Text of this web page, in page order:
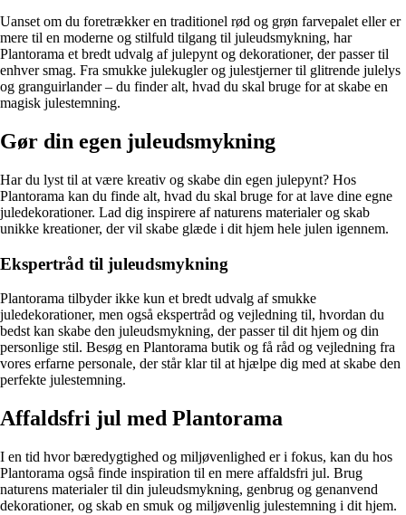
Uanset om du foretrækker en traditionel rød og grøn farvepalet eller er
mere til en moderne og stilfuld tilgang til juleudsmykning, har
Plantorama et bredt udvalg af julepynt og dekorationer, der passer til
enhver smag. Fra smukke julekugler og julestjerner til glitrende julelys
og granguirlander – du finder alt, hvad du skal bruge for at skabe en
magisk julestemning.
Gør din egen juleudsmykning
Har du lyst til at være kreativ og skabe din egen julepynt? Hos
Plantorama kan du finde alt, hvad du skal bruge for at lave dine egne
juledekorationer. Lad dig inspirere af naturens materialer og skab
unikke kreationer, der vil skabe glæde i dit hjem hele julen igennem.
Ekspertråd til juleudsmykning
Plantorama tilbyder ikke kun et bredt udvalg af smukke
juledekorationer, men også ekspertråd og vejledning til, hvordan du
bedst kan skabe den juleudsmykning, der passer til dit hjem og din
personlige stil. Besøg en Plantorama butik og få råd og vejledning fra
vores erfarne personale, der står klar til at hjælpe dig med at skabe den
perfekte julestemning.
Affaldsfri jul med Plantorama
I en tid hvor bæredygtighed og miljøvenlighed er i fokus, kan du hos
Plantorama også finde inspiration til en mere affaldsfri jul. Brug
naturens materialer til din juleudsmykning, genbrug og genanvend
dekorationer, og skab en smuk og miljøvenlig julestemning i dit hjem.